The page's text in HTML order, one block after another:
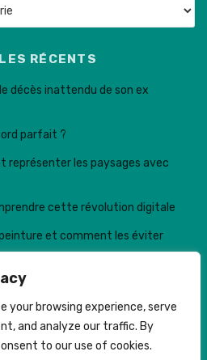
your browsing experience, serve
and analyze our traffic. By
to our use of cookies.
RÉCENTS
décès inattendu de son ex
parfait ?
représenter les paysages avec
cette révolution digitale
et comment les éviter
Crolles © . Made with